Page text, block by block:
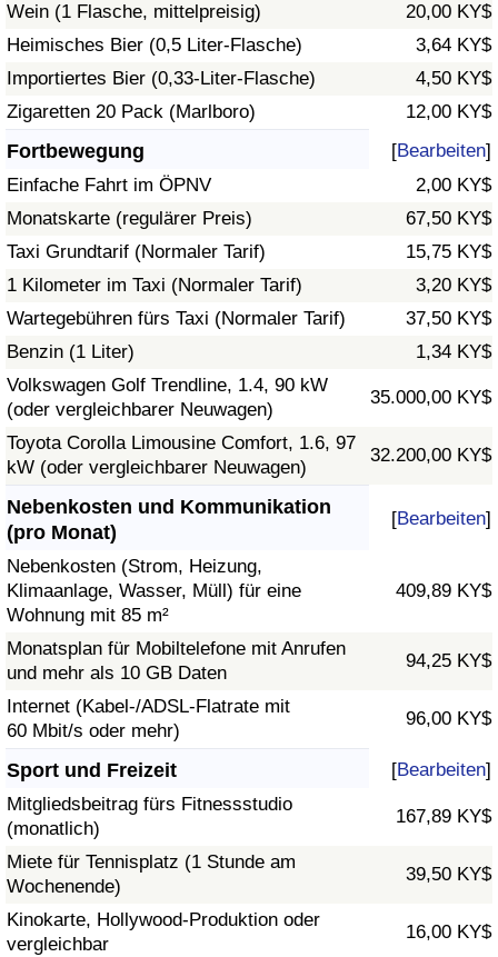
Wein (1 Flasche, mittelpreisig)
20,00 KY$
Heimisches Bier (0,5 Liter-Flasche)
3,64 KY$
Importiertes Bier (0,33-Liter-Flasche)
4,50 KY$
Zigaretten 20 Pack (Marlboro)
12,00 KY$
Fortbewegung [Bearbeiten]
Einfache Fahrt im ÖPNV
2,00 KY$
Monatskarte (regulärer Preis)
67,50 KY$
Taxi Grundtarif (Normaler Tarif)
15,75 KY$
1 Kilometer im Taxi (Normaler Tarif)
3,20 KY$
Wartegebühren fürs Taxi (Normaler Tarif)
37,50 KY$
Benzin (1 Liter)
1,34 KY$
Volkswagen Golf Trendline, 1.4, 90 kW
(oder vergleichbarer Neuwagen)
35.000,00 KY$
Toyota Corolla Limousine Comfort, 1.6, 97
kW (oder vergleichbarer Neuwagen)
32.200,00 KY$
Nebenkosten und Kommunikation
(pro Monat)
[Bearbeiten]
Nebenkosten (Strom, Heizung,
Klimaanlage, Wasser, Müll) für eine
Wohnung mit 85 m²
409,89 KY$
Monatsplan für Mobiltelefone mit Anrufen
und mehr als 10 GB Daten
94,25 KY$
Internet (Kabel-/ADSL-Flatrate mit
60 Mbit/s oder mehr)
96,00 KY$
Sport und Freizeit [Bearbeiten]
Mitgliedsbeitrag fürs Fitnessstudio
(monatlich)
167,89 KY$
Miete für Tennisplatz (1 Stunde am
Wochenende)
39,50 KY$
Kinokarte, Hollywood-Produktion oder
vergleichbar
16,00 KY$
Verkehrs-Index (aktuell)
Verkehrs-Index nach Land